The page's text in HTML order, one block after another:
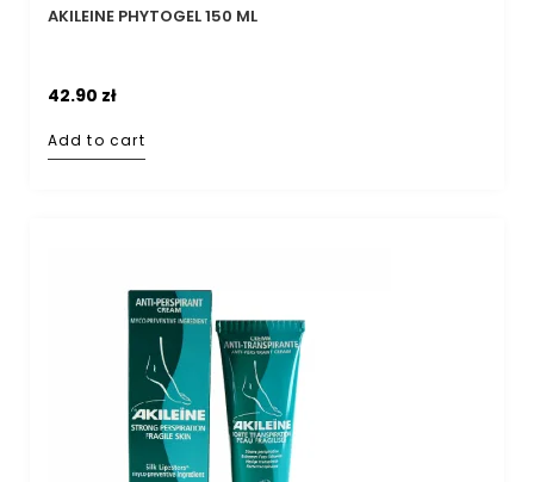
AKILEINE PHYTOGEL 150 ML
42.90 zł
Add to cart